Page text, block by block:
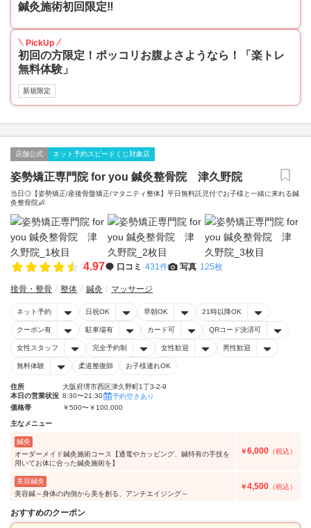
鍼灸施術初回限定‼
PickUp
初回の方限定！ポッコリお腹よさようなら！「楽トレ
無料体験」
新規限定
店舗公式 ネット予約スピードくじ対象店
姿勢矯正専門院 for you 鍼灸整骨院 津久野院
当日◎【姿勢矯正/産後骨盤矯正/マタニティ整体】平日無料託児付でお子様と一緒に来れる鍼
灸整骨院👶
4.97 口コミ 431件 写真 125枚
接骨・整骨 整体 鍼灸 マッサージ
ネット予約 日祝OK 早朝OK 21時以降OK
クーポン有 駐車場有 カード可 QRコード決済可
女性スタッフ 完全予約制 女性歓迎 男性歓迎
無料体験 柔道整復師 お子様連れOK
住所
大阪府堺市西区津久野町1丁3-2-9
本日の営業状況 8:30〜21:30
予約空きあり
価格帯
￥500〜￥100,000
主なメニュー
鍼灸
オーダーメイド鍼灸施術コース【通電やカッピング、鍼特有の手技を
用いてお体に合った鍼灸施術を】
￥6,000 （税込）
美容鍼灸
美容鍼～身体の内側から美を創る、アンチエイジング～
￥4,500 （税込）
おすすめのクーポン